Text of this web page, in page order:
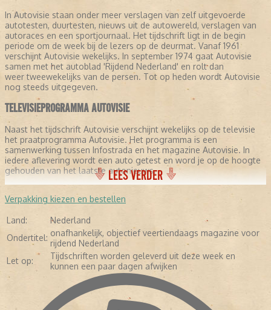
In Autovisie staan onder meer verslagen van zelf uitgevoerde
autotesten, duurtesten, nieuws uit de autowereld, verslagen van
autoraces en een sportjournaal. Het tijdschrift ligt in de begin
periode om de week bij de lezers op de deurmat. Vanaf 1961
verschijnt Autovisie wekelijks. In september 1974 gaat Autovisie
samen met het autoblad 'Rijdend Nederland' en rolt dan
weer tweewekelijks van de persen. Tot op heden wordt Autovisie
nog steeds uitgegeven.
TELEVISIEPROGRAMMA AUTOVISIE
Naast het tijdschrift Autovisie verschijnt wekelijks op de televisie
het praatprogramma Autovisie. Het programma is een
samenwerking tussen Infostrada en het magazine Autovisie. In
iedere aflevering wordt een auto getest en word je op de hoogte
gehouden van het laatste autonieuws.
LEES VERDER
Verpakking kiezen en bestellen
Land:
Nederland
Ondertitel: onafhankelijk, objectief veertiendaags magazine voor
rijdend Nederland
Let op:
Tijdschriften worden geleverd uit deze week en
kunnen een paar dagen afwijken